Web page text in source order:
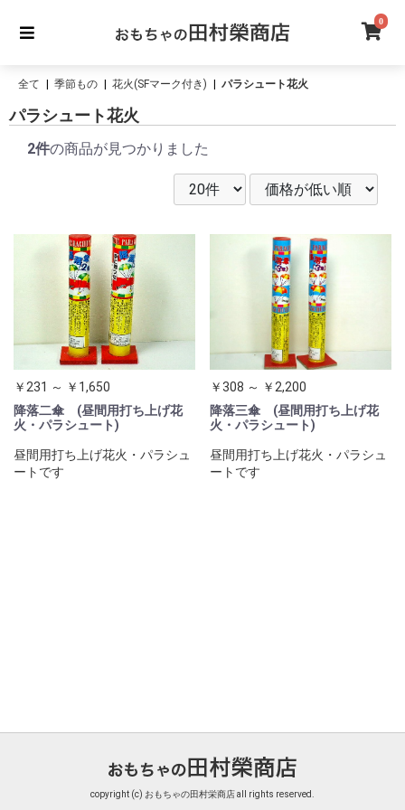
0
全て 季節もの 花火(SFマーク付き) パラシュート花火
パラシュート花火
2件の商品が見つかりました
￥231 ～ ￥1,650
降落二傘 (昼間用打ち上げ花
火・パラシュート)
昼間用打ち上げ花火・パラシュ
ートです
￥308 ～ ￥2,200
降落三傘 (昼間用打ち上げ花
火・パラシュート)
昼間用打ち上げ花火・パラシュ
ートです
copyright (c) おもちゃの田村栄商店 all rights reserved.